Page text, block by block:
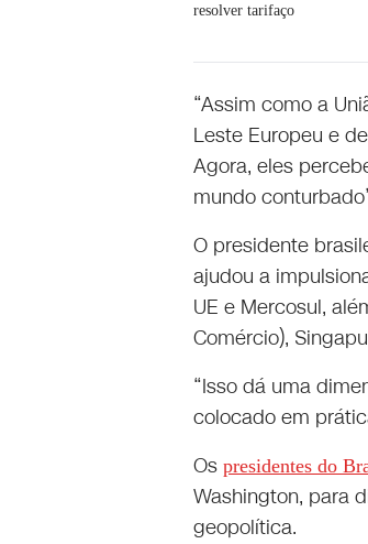
resolver tarifaço
“Assim como a
Leste Europeu e
Agora, eles
mundo
O presidente
ajudou a
UE e Mercosul,
Comércio),
“Isso dá uma
colocado em
Os presidentes do
Washington, para
geopolítica.